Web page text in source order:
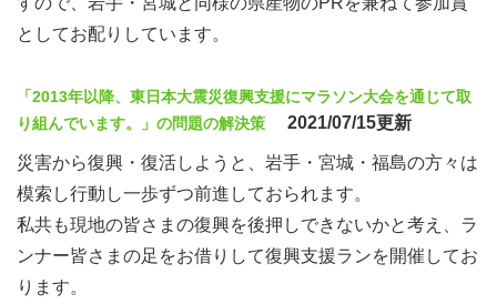
としてお配りしています。
「2013年以降、東日本大震災復興支援にマラソン大会を通じて取
り組んでいます。」の問題の解決策
2021/07/15更新
災害から復興・復活しようと、岩手・宮城・福島の方々は
模索し行動し一歩ずつ前進しておられます。
私共も現地の皆さまの復興を後押しできないかと考え、ラ
ンナー皆さまの足をお借りして復興支援ランを開催してお
ります。